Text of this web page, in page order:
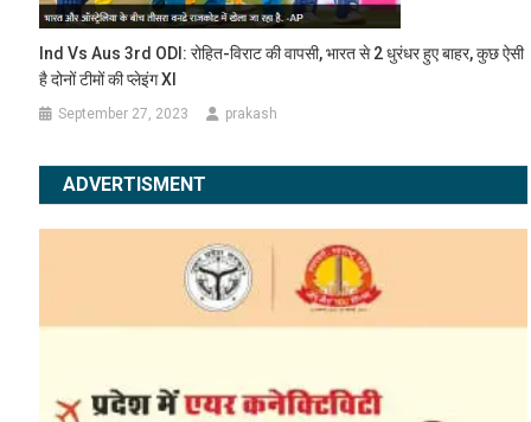
Ind Vs Aus 3rd ODI: रोहित-विराट की वापसी, भारत से 2 धुरंधर हुए बाहर, कुछ ऐसी
है दोनों टीमों की प्लेइंग XI
September 27, 2023 prakash
ADVERTISMENT